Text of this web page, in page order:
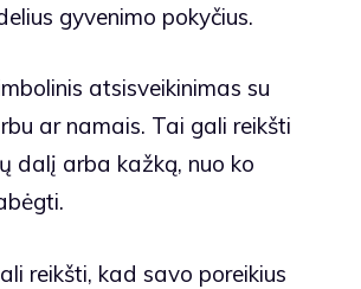
gyvenimo pokyčius.
atsisveikinimas su
ar namais. Tai gali reikšti
dalį arba kažką, nuo ko
reikšti, kad savo poreikius